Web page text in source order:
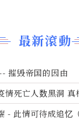
最新滾動
摧毁帝国的因由
情死亡人数黑洞 真
- 此情可待成追忆（